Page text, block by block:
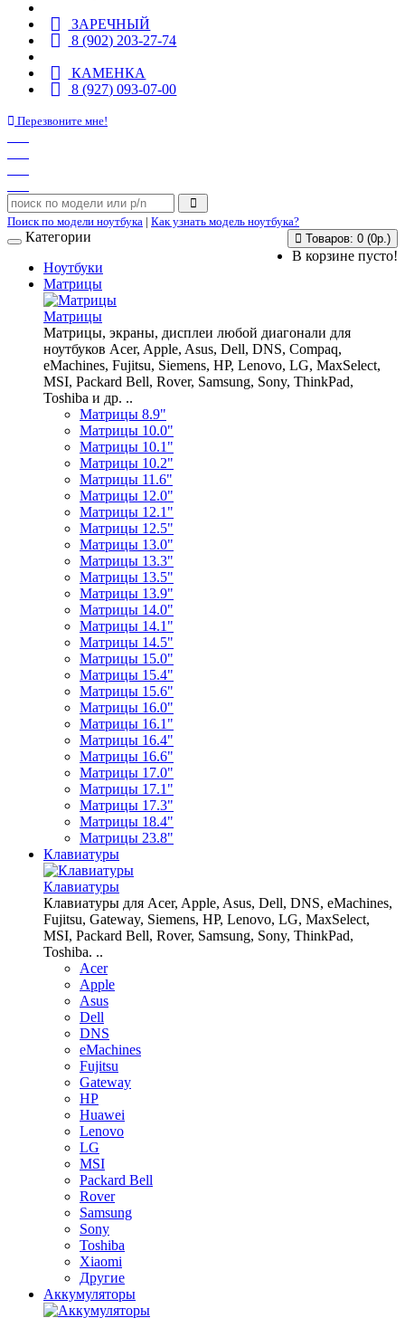
ЗАРЕЧНЫЙ
8 (902) 203-27-74
КАМЕНКА
8 (927) 093-07-00
Перезвоните мне!
Поиск по модели ноутбука | Как узнать модель ноутбука?
Товаров: 0 (0р.)
В корзине пусто!
Категории
Ноутбуки
Матрицы
Матрицы
Матрицы, экраны, дисплеи любой диагонали для
ноутбуков Acer, Apple, Asus, Dell, DNS, Compaq,
eMachines, Fujitsu, Siemens, HP, Lenovo, LG, MaxSelect,
MSI, Packard Bell, Rover, Samsung, Sony, ThinkPad,
Toshiba и др. ..
Матрицы 8.9"
Матрицы 10.0"
Матрицы 10.1"
Матрицы 10.2"
Матрицы 11.6"
Матрицы 12.0"
Матрицы 12.1"
Матрицы 12.5"
Матрицы 13.0"
Матрицы 13.3"
Матрицы 13.5"
Матрицы 13.9"
Матрицы 14.0"
Матрицы 14.1"
Матрицы 14.5"
Матрицы 15.0"
Матрицы 15.4"
Матрицы 15.6"
Матрицы 16.0"
Матрицы 16.1"
Матрицы 16.4"
Матрицы 16.6"
Матрицы 17.0"
Матрицы 17.1"
Матрицы 17.3"
Матрицы 18.4"
Матрицы 23.8"
Клавиатуры
Клавиатуры
Клавиатуры для Acer, Apple, Asus, Dell, DNS, eMachines,
Fujitsu, Gateway, Siemens, HP, Lenovo, LG, MaxSelect,
MSI, Packard Bell, Rover, Samsung, Sony, ThinkPad,
Toshiba. ..
Acer
Apple
Asus
Dell
DNS
eMachines
Fujitsu
Gateway
HP
Huawei
Lenovo
LG
MSI
Packard Bell
Rover
Samsung
Sony
Toshiba
Xiaomi
Другие
Аккумуляторы